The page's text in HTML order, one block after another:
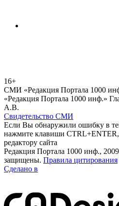
16+
СМИ «Редакция Портала 1000
«Редакция Портала 1000 инф.»
А.В.
Свидетельство СМИ
Если Вы обнаружили ошибку в
нажмите клавиши
редактору сайта
Редакция Портала 1000 инф.,
защищены. Правила цитирования
Сделано в